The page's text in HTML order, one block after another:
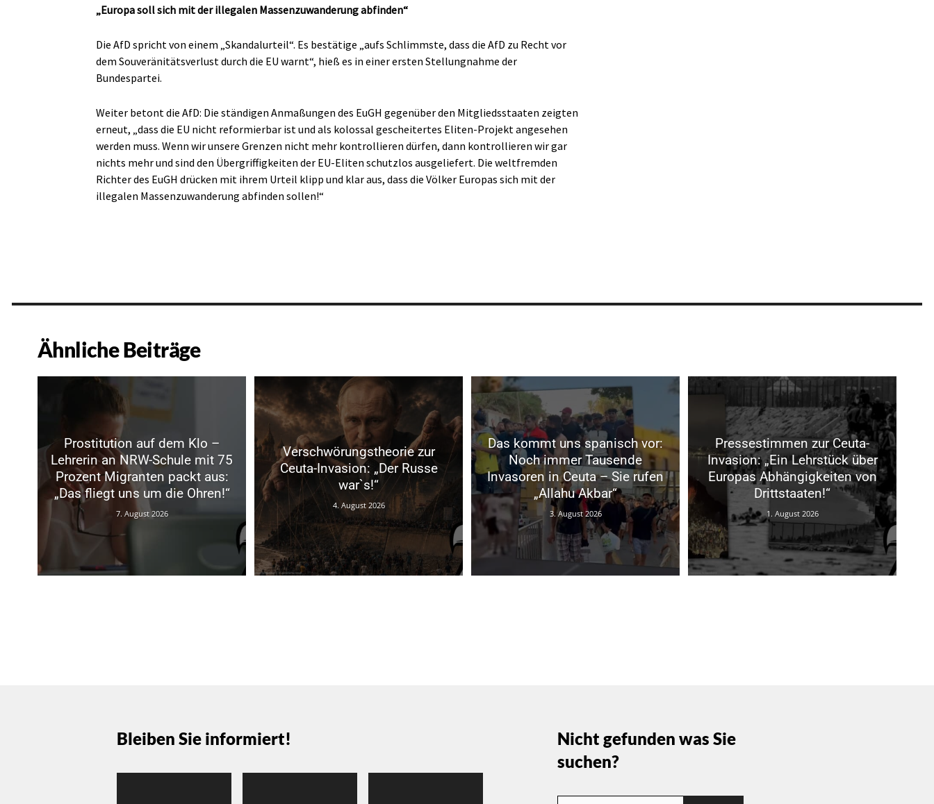
„Europa soll sich mit der illegalen Massenzuwanderung abfinden“
Die AfD spricht von einem „Skandalurteil“. Es bestätige „aufs Schlimmste, dass die AfD zu Recht vor
dem Souveränitätsverlust durch die EU warnt“, hieß es in einer ersten Stellungnahme der
Bundespartei.
Weiter betont die AfD: Die ständigen Anmaßungen des EuGH gegenüber den Mitgliedsstaaten zeigten
erneut, „dass die EU nicht reformierbar ist und als kolossal gescheitertes Eliten-Projekt angesehen
werden muss. Wenn wir unsere Grenzen nicht mehr kontrollieren dürfen, dann kontrollieren wir gar
nichts mehr und sind den Übergriffigkeiten der EU-Eliten schutzlos ausgeliefert. Die weltfremden
Richter des EuGH drücken mit ihrem Urteil klipp und klar aus, dass die Völker Europas sich mit der
illegalen Massenzuwanderung abfinden sollen!“
Ähnliche Beiträge
Prostitution auf dem Klo –
Lehrerin an NRW-Schule mit 75
Prozent Migranten packt aus:
„Das fliegt uns um die Ohren!“
7. August 2026
Verschwörungstheorie zur
Ceuta-Invasion: „Der Russe
war`s!“
4. August 2026
Das kommt uns spanisch vor:
Noch immer Tausende
Invasoren in Ceuta – Sie rufen
„Allahu Akbar“
3. August 2026
Pressestimmen zur Ceuta-
Invasion: „Ein Lehrstück über
Europas Abhängigkeiten von
Drittstaaten!“
1. August 2026
Bleiben Sie informiert!
Nicht gefunden was Sie
suchen?